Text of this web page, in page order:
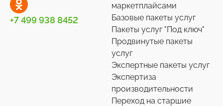
+7 499 938 8452
маркетплайсами
Базовые пакеты услуг
Пакеты услуг "Под ключ"
Продвинутые пакеты
услуг
Экспертные пакеты услуг
Экспертиза
производительности
Переход на старшие